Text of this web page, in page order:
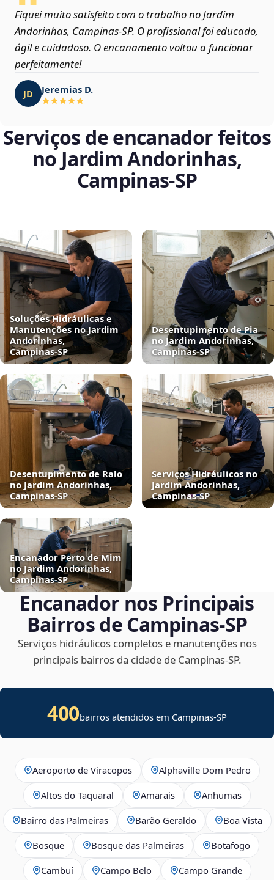
Fiquei muito satisfeito com o trabalho no Jardim
Andorinhas, Campinas‑SP. O profissional foi educado,
ágil e cuidadoso. O encanamento voltou a funcionar
perfeitamente!
JD Jeremias D.
Serviços de encanador feitos
no Jardim Andorinhas,
Campinas‑SP
Soluções Hidráulicas e
Manutenções no Jardim
Andorinhas,
Campinas‑SP
Desentupimento de Pia
no Jardim Andorinhas,
Campinas‑SP
Desentupimento de Ralo
no Jardim Andorinhas,
Campinas‑SP
Serviços Hidráulicos no
Jardim Andorinhas,
Campinas‑SP
Encanador Perto de Mim
no Jardim Andorinhas,
Campinas‑SP
Encanador nos Principais
Bairros de Campinas‑SP
Serviços hidráulicos completos e manutenções nos
principais bairros da cidade de Campinas‑SP.
400bairros atendidos em Campinas-SP
Aeroporto de Viracopos Alphaville Dom Pedro
Altos do Taquaral Amarais Anhumas
Bairro das Palmeiras Barão Geraldo Boa Vista
Bosque Bosque das Palmeiras Botafogo
Cambuí Campo Belo Campo Grande